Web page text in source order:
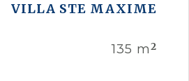
VILLA STE MAXIME
135 m2